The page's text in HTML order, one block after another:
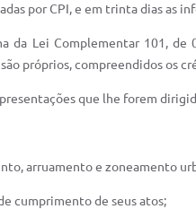
por CPI, e em trinta dias
da Lei Complementar 101,
próprios, compreendidos os
que lhe forem
arruamento e zoneamento
cumprimento de seus atos;